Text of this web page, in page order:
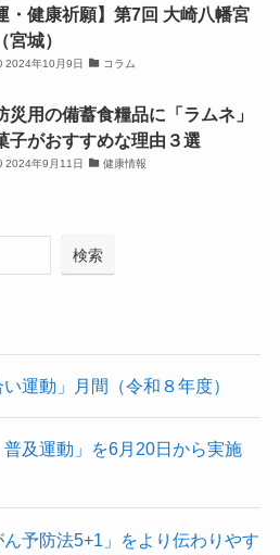
・健康祈願】第7回 大崎八幡宮
（宮城）
2024年10月9日 コラム
災用の備蓄食糧品に「ラムネ」
子がおすすめな理由３選
2024年9月11日 健康情報
検索
運動」月間（令和８年度）
普及運動」を6月20日から実施
ん予防法5+1」をより伝わりやす